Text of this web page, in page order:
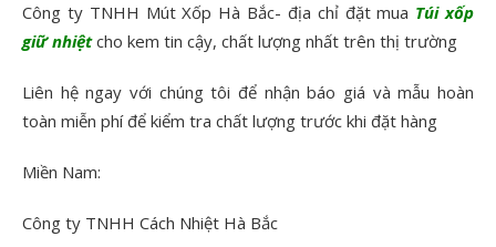
Công ty TNHH Mút Xốp Hà Bắc- địa chỉ đặt mua Túi xốp
giữ nhiệtcho kem tin cậy, chất lượng nhất trên thị trường
Liên hệ ngay với chúng tôi để nhận báo giá và mẫu hoàn
toàn miễn phí để kiểm tra chất lượng trước khi đặt hàng
Miền Nam:
Công ty TNHH Cách Nhiệt Hà Bắc